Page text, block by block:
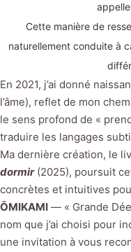
Cette manière de
naturellement conduite à
En 2021, j’ai donné
l’âme), reflet de mon
le sens profond de «
traduire les langages
Ma dernière création, le
dormir(2025), poursuit
concrètes et intuitives
ŌMIKAMI — « Grande
nom que j’ai choisi pour
une invitation à vous